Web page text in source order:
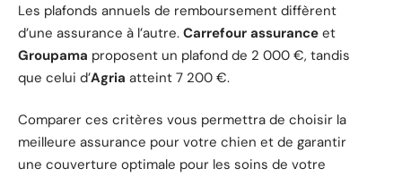
Les plafonds annuels de remboursement diffèrent
d’une assurance à l’autre. Carrefour assurance et
Groupama proposent un plafond de 2 000 €, tandis
que celui d’Agria atteint 7 200 €.
Comparer ces critères vous permettra de choisir la
meilleure assurance pour votre chien et de garantir
une couverture optimale pour les soins de votre